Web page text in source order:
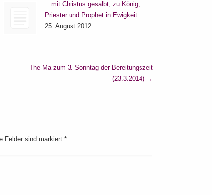
…mit Christus gesalbt, zu König,
Priester und Prophet in Ewigkeit.
25. August 2012
The-Ma zum 3. Sonntag der Bereitungszeit
(23.3.2014) →
Felder sind markiert *